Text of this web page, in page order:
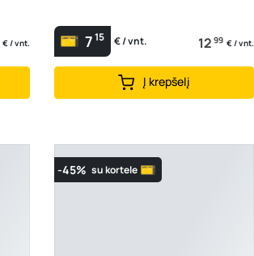
€ / vnt. 715 € / vnt. 12 99 € / vnt.
Į krepšelį
-45% su kortele